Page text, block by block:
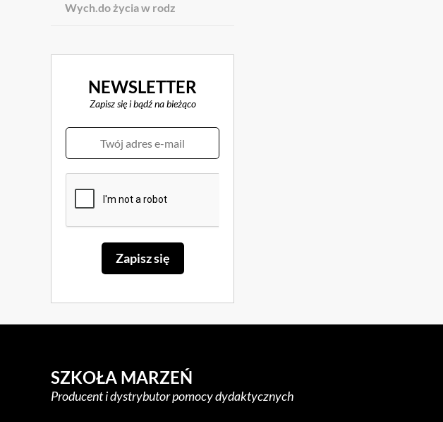
Wych.do życia w rodz
NEWSLETTER
Zapisz się i bądź na bieżąco
SZKOŁA MARZEŃ
Producent i dystrybutor pomocy dydaktycznych